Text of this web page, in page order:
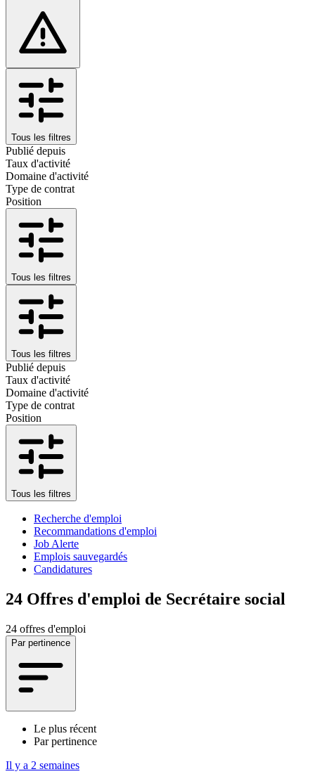
Tous les filtres
Publié depuis
Taux d'activité
Domaine d'activité
Type de contrat
Position
Tous les filtres
Tous les filtres
Publié depuis
Taux d'activité
Domaine d'activité
Type de contrat
Position
Tous les filtres
Recherche d'emploi
Recommandations d'emploi
Job Alerte
Emplois sauvegardés
Candidatures
24 Offres d'emploi de Secrétaire social
24 offres d'emploi
Par pertinence
Le plus récent
Par pertinence
Il y a 2 semaines